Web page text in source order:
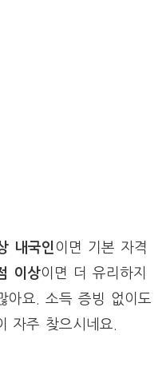
내국인 이면 기본 자격
이상이면 더 유리하지
아요. 소득 증빙 없이도
자주 찾으시네요.